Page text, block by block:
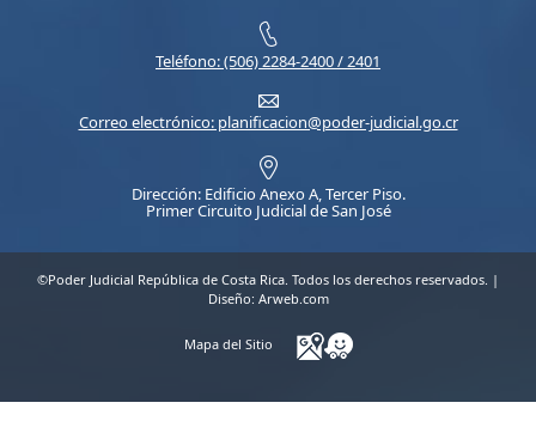
Teléfono: (506) 2284-2400 / 2401
Correo electrónico: planificacion@poder-judicial.go.cr
Dirección: Edificio Anexo A, Tercer Piso.
Primer Circuito Judicial de San José
©Poder Judicial República de Costa Rica. Todos los derechos reservados. |
Diseño: Arweb.com
Mapa del Sitio